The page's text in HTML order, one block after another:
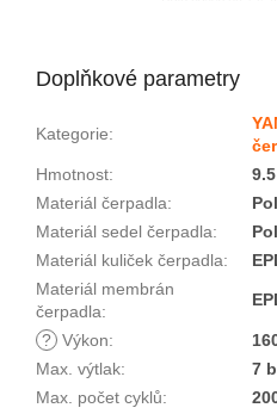
Doplňkové parametry
Kategorie:
Hmotnost:
Materiál čerpadla:
Materiál sedel čerpadla:
Materiál kuliček čerpadla:
Materiál membrán
čerpadla:
? Výkon:
Max. výtlak:
7
Max. počet cyklů: